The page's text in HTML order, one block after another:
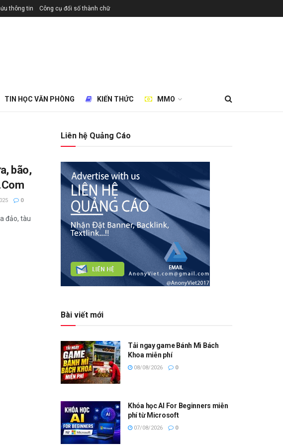
thông tin Công cụ đổi số thành chữ
TIN HỌC VĂN PHÒNG KIẾN THỨC MMO
bão,
0
đảo, tàu
Liên hệ Quảng Cáo
Bài viết mới
Tải ngay game Bánh Mì Bách
Khoa miễn phí
08/08/2026 0
Khóa học AI For Beginners miễn
phí từ Microsoft
07/08/2026 0